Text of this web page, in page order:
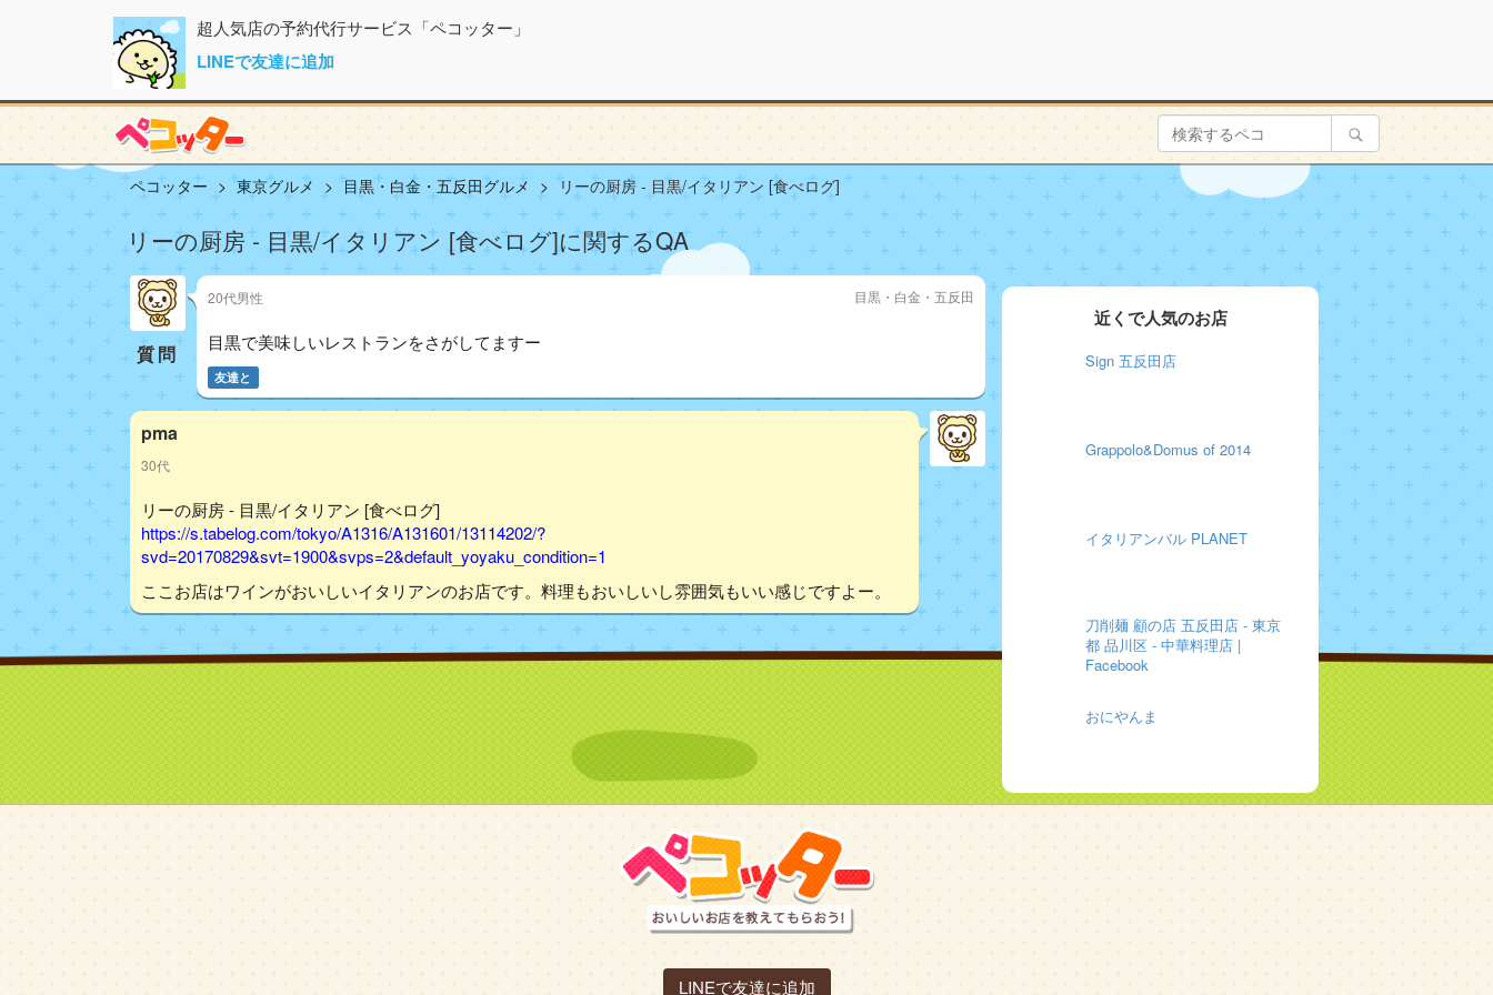
超人気店の予約代行サービス「ペコッター」
LINEで友達に追加
ペコッター 東京グルメ 目黒・白金・五反田グルメ リーの厨房 - 目黒/イタリアン [食べログ]
リーの厨房 - 目黒/イタリアン [食べログ]に関するQA
質問
20代男性 目黒・白金・五反田
目黒で美味しいレストランをさがしてますー
友達と
pma
30代
リーの厨房 - 目黒/イタリアン [食べログ]
https://s.tabelog.com/tokyo/A1316/A131601/13114202/?
svd=20170829&svt=1900&svps=2&default_yoyaku_condition=1
ここお店はワインがおいしいイタリアンのお店です。料理もおいしいし雰囲気もいい感じですよー。
近くで人気のお店
Sign 五反田店
Grappolo&Domus of 2014
イタリアンバル PLANET
刀削麺 顧の店 五反田店 - 東京
都 品川区 - 中華料理店 |
Facebook
おにやんま
LINEで友達に追加